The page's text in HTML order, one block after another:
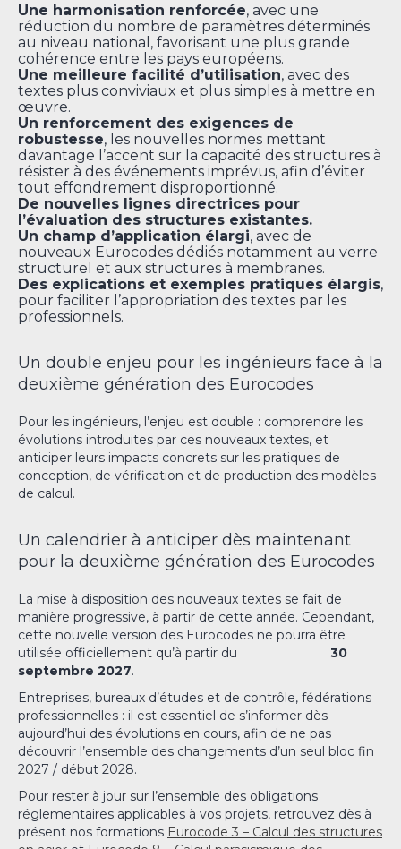
Une harmonisation renforcée, avec une
réduction du nombre de paramètres déterminés
au niveau national, favorisant une plus grande
cohérence entre les pays européens.
Une meilleure facilité d’utilisation, avec des
textes plus conviviaux et plus simples à mettre en
œuvre.
Un renforcement des exigences de
robustesse, les nouvelles normes mettant
davantage l’accent sur la capacité des structures à
résister à des événements imprévus, afin d’éviter
tout effondrement disproportionné.
De nouvelles lignes directrices pour
l’évaluation des structures existantes.
Un champ d’application élargi, avec de
nouveaux Eurocodes dédiés notamment au verre
structurel et aux structures à membranes.
Des explications et exemples pratiques élargis,
pour faciliter l’appropriation des textes par les
professionnels.
Un double enjeu pour les ingénieurs face à la
deuxième génération des Eurocodes
Pour les ingénieurs, l’enjeu est double : comprendre les
évolutions introduites par ces nouveaux textes, et
anticiper leurs impacts concrets sur les pratiques de
conception, de vérification et de production des modèles
de calcul.
Un calendrier à anticiper dès maintenant
pour la deuxième génération des Eurocodes
La mise à disposition des nouveaux textes se fait de
manière progressive, à partir de cette année. Cependant,
cette nouvelle version des Eurocodes ne pourra être
utilisée officiellement qu’à partir du 30
septembre 2027.
Entreprises, bureaux d’études et de contrôle, fédérations
professionnelles : il est essentiel de s’informer dès
aujourd’hui des évolutions en cours, afin de ne pas
découvrir l’ensemble des changements d’un seul bloc fin
2027 / début 2028.
Pour rester à jour sur l’ensemble des obligations
réglementaires applicables à vos projets, retrouvez dès à
présent nos formations Eurocode 3 – Calcul des structures